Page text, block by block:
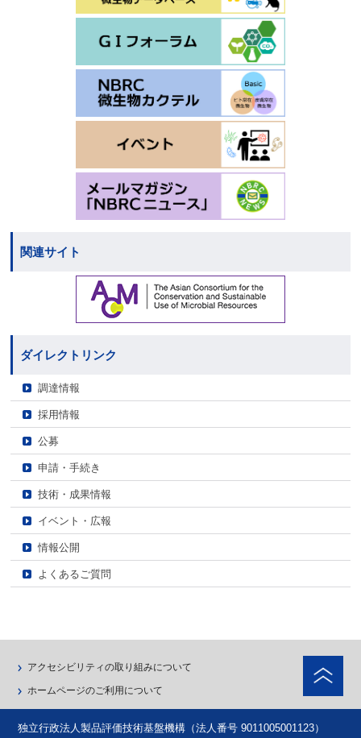
関連サイト
ダイレクトリンク
調達情報
採用情報
公募
申請・手続き
技術・成果情報
イベント・広報
情報公開
よくあるご質問
アクセシビリティの取り組みについて
ホームページのご利用について
独立行政法人製品評価技術基盤機構（法人番号 9011005001123）